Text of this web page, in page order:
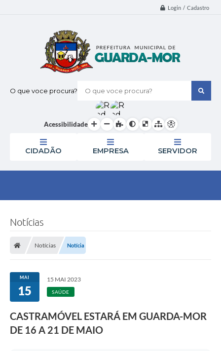
Login / Cadastro
O que voce procura?
Acessibilidade
CIDADÃO EMPRESA SERVIDOR
Notícias
Notícias Notícia
MAI
15
15 MAI 2023
SAÚDE
CASTRAMÓVEL ESTARÁ EM GUARDA-MOR
DE 16 A 21 DE MAIO